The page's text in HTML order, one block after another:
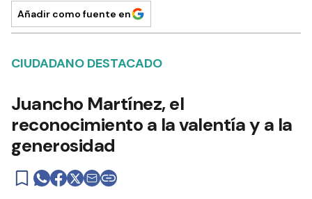
Añadir como fuente en
CIUDADANO DESTACADO
Juancho Martínez, el
reconocimiento a la valentía y a la
generosidad